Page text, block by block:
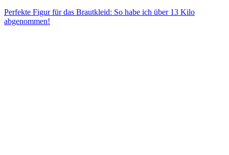
Perfekte Figur für das Brautkleid: So habe ich über 13 Kilo
abgenommen!